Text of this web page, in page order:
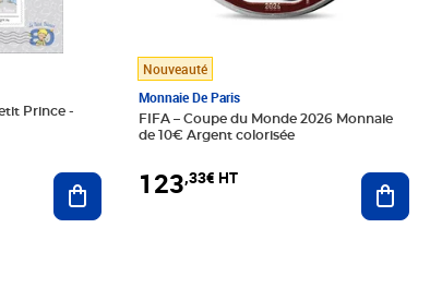
Prince -
Ajouter au panier
Nouveauté
Monnaie De Paris
FIFA – Coupe du Monde 2026 Monnaie
de 10€ Argent colorisée
123,33€ HT